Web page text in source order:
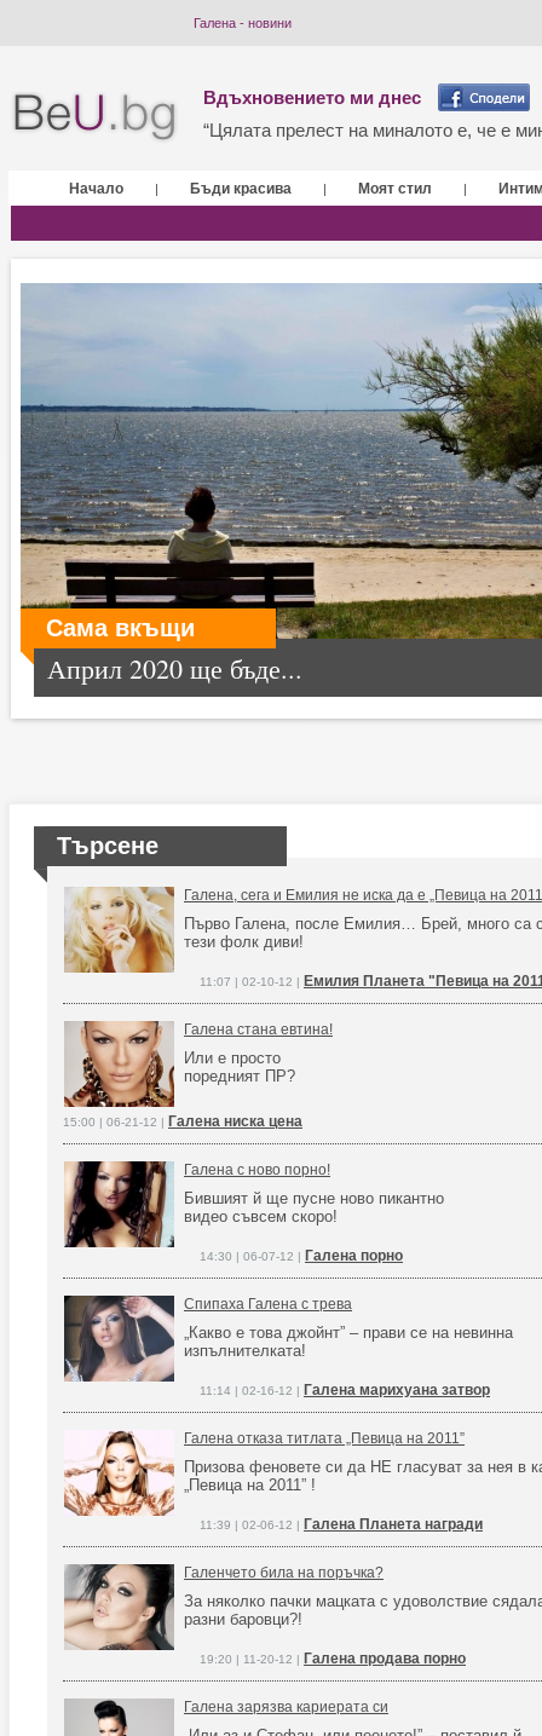
Галена - новини
Вдъхновението ми днес
“Цялата прелест на миналото е, че е
Начало | Бъди красива | Моят стил |
Сама вкъщи
Април 2020 ще бъде...
Търсене
Галена, сега и Емилия не иска да е „Певица на
Първо Галена, после Емилия… Брей, много са
тези фолк диви!
11:07 | 02-10-12 | Емилия Планета "Певица на
Галена стана евтина!
Или е просто
поредният ПР?
15:00 | 06-21-12 | Галена ниска цена
Галена с ново порно!
Бившият й ще пусне ново пикантно
видео съвсем скоро!
14:30 | 06-07-12 | Галена порно
Спипаха Галена с трева
„Какво е това джойнт” – прави се на невинна
изпълнителката!
11:14 | 02-16-12 | Галена марихуана затвор
Галена отказа титлата „Певица на 2011”
Призова феновете си да НЕ гласуват за нея в
„Певица на 2011” !
11:39 | 02-06-12 | Галена Планета награди
Галенчето била на поръчка?
За няколко пачки мацката с удоволствие
разни баровци?!
19:20 | 11-20-12 | Галена продава порно
Галена зарязва кариерата си